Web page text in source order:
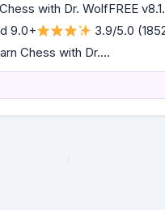
with Dr. WolfFREE
9.0+
3.9/5.0
Chess with Dr....